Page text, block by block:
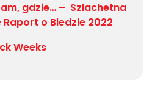
gdzie… – Szlachetna
o Biedzie 2022
Weeks